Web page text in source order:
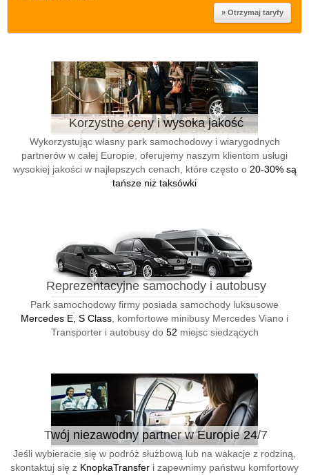
Korzystne ceny i wysoka jakość
Wykorzystując własny park samochodowy i wiarygodnych
partnerów w całej Europie, oferujemy naszym klientom usługi
wysokiej jakości w najlepszych cenach, które często o 20-30% są
tańsze niż taksówki
Reprezentacyjne samochody i autobusy
Park samochodowy firmy posiada samochody luksusowe
Mercedes E, S Class , komfortowe minibusy Mercedes Viano i
Transporter i autobusy do 52 miejsc siedzących
Twój niezawodny partner w Europie 24/7
Jeśli wybieracie się w podróż służbową lub na wakacje z rodziną,
skontaktuj się z KnopkaTransfer i zapewnimy państwu komfortowy